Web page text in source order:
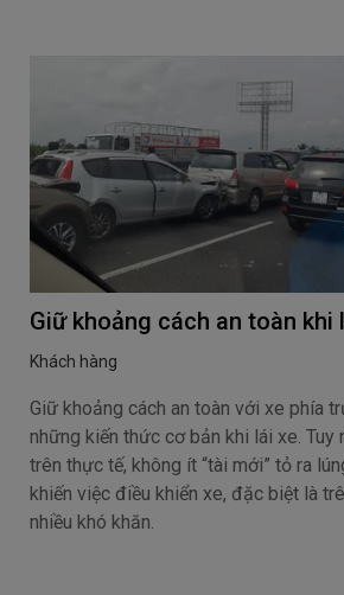
Giữ khoảng cách an toàn khi
Khách hàng
Giữ khoảng cách an toàn với xe phía
những kiến thức cơ bản khi lái xe. Tuy
trên thực tế, không ít “tài mới” tỏ ra
khiến việc điều khiển xe, đặc biệt là
nhiều khó khăn.